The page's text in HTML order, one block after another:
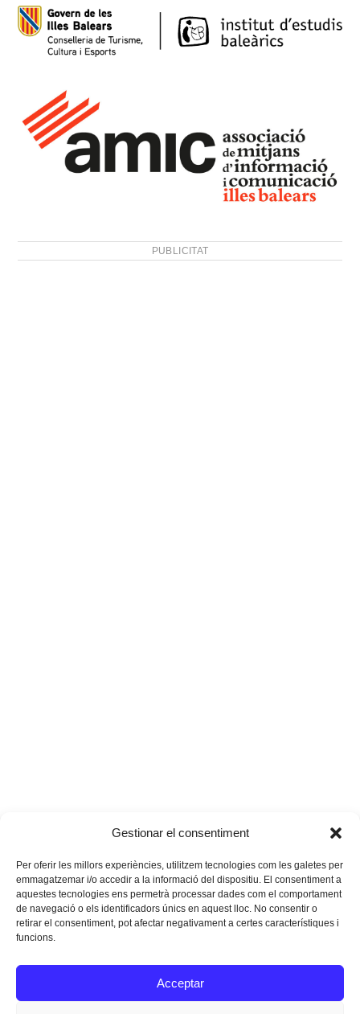
Gestionar el consentiment
Per oferir les millors experiències, utilitzem tecnologies com les galetes per
emmagatzemar i/o accedir a la informació del dispositiu. El consentiment a
aquestes tecnologies ens permetrà processar dades com el comportament
de navegació o els identificadors únics en aquest lloc. No consentir o
retirar el consentiment, pot afectar negativament a certes característiques i
funcions.
Acceptar
PUBLICITAT
Instagram
Facebook
Twitter
Texts Legals